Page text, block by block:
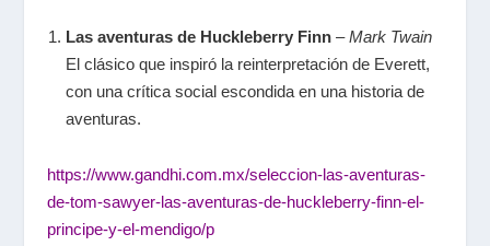
Las aventuras de Huckleberry Finn–Mark Twain
El clásico que inspiró la reinterpretación de Everett,
con una crítica social escondida en una historia de
aventuras.
https://www.gandhi.com.mx/seleccion-las-aventuras-
de-tom-sawyer-las-aventuras-de-huckleberry-finn-el-
principe-y-el-mendigo/p